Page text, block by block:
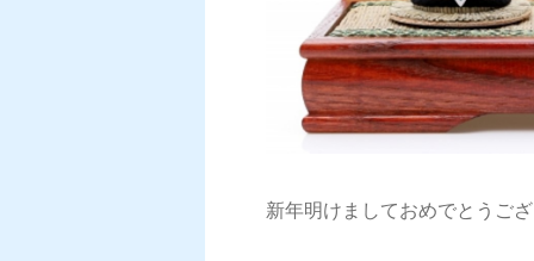
新年明けましておめでとうご